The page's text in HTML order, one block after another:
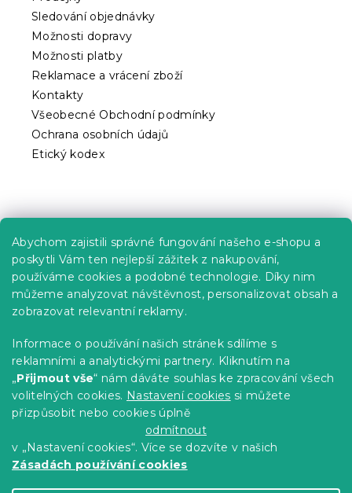
Abychom zajistili správné fungování našeho e-shopu a
poskytli Vám ten nejlepší zážitek z nakupování,
používáme cookies a podobné technologie. Díky nim
můžeme analyzovat návštěvnost, personalizovat obsah a
zobrazovat relevantní reklamy.
Informace o používání našich stránek sdílíme s
reklamními a analytickými partnery. Kliknutím na
„Přijmout vše“ nám dáváte souhlas ke zpracování všech
volitelných cookies. Nastavení cookies si můžete
přizpůsobit nebo cookies úplně
odmítnout
v „Nastavení cookies“. Více se dozvíte v našich
Zásadách používání cookies
Sledování objednávky
Možnosti dopravy
Možnosti platby
Reklamace a vrácení zboží
Kontakty
Všeobecné Obchodní podmínky
Ochrana osobních údajů
Etický kodex
Kariéra
Poptávky a B2B spolupráce
Proč se u nás registrovat?
Věrnostní program - Sleva až 10 %
Návody
Tabulky velikostí
Blog